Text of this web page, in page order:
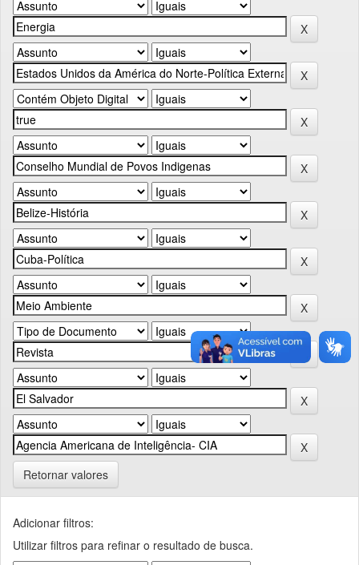
Retornar valores
Adicionar filtros:
Utilizar filtros para refinar o resultado de busca.